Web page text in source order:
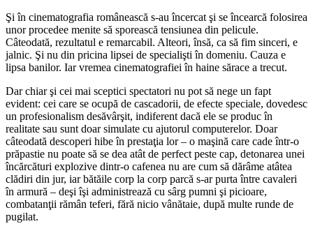
Şi în cinematografia românească s-au încercat şi se încearcă folosirea
unor procedee menite să sporească tensiunea din pelicule.
Câteodată, rezultatul e remarcabil. Alteori, însă, ca să fim sinceri, e
jalnic. Şi nu din pricina lipsei de specialişti în domeniu. Cauza e
lipsa banilor. Iar vremea cinematografiei în haine sărace a trecut.
Dar chiar şi cei mai sceptici spectatori nu pot să nege un fapt
evident: cei care se ocupă de cascadorii, de efecte speciale, dovedesc
un profesionalism desăvârşit, indiferent dacă ele se produc în
realitate sau sunt doar simulate cu ajutorul computerelor. Doar
câteodată descoperi hibe în prestaţia lor – o maşină care cade într-o
prăpastie nu poate să se dea atât de perfect peste cap, detonarea unei
încărcături explozive dintr-o cafenea nu are cum să dărâme atâtea
clădiri din jur, iar bătăile corp la corp parcă s-ar purta între cavaleri
în armură – deşi îşi administrează cu sârg pumni şi picioare,
combatanţii rămân teferi, fără nicio vânătaie, după multe runde de
pugilat.